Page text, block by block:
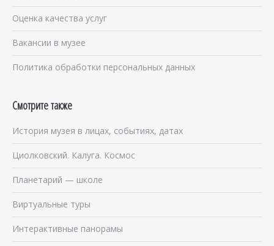
Оценка качества услуг
Вакансии в музее
Политика обработки персональных данных
Смотрите также
История музея в лицах, событиях, датах
Циолковский. Калуга. Космос
Планетарий — школе
Виртуальные туры
Интерактивные панорамы